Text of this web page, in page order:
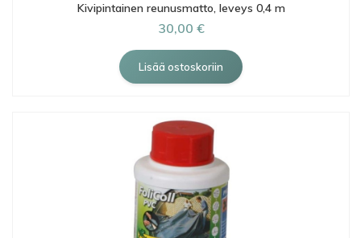
Kivipintainen reunusmatto, leveys 0,4 m
30,00 €